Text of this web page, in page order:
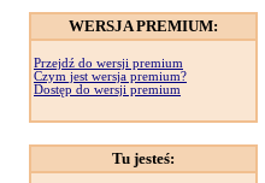
WERSJA PREMIUM:
Przejdź do wersji premium
Czym jest wersja premium?
Dostęp do wersji premium
Tu jesteś: